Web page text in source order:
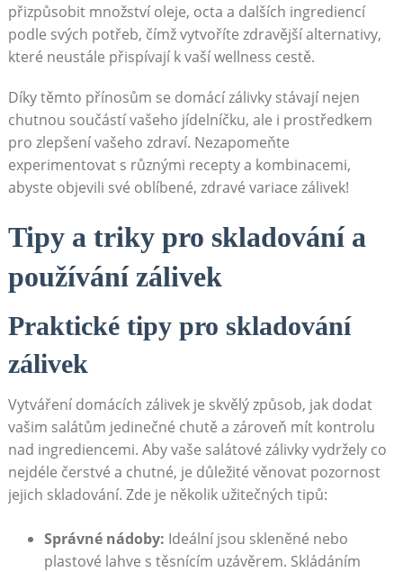
přizpůsobit množství oleje, octa a dalších ingrediencí
podle svých potřeb, čímž vytvoříte zdravější alternativy,
které neustále přispívají k vaší wellness cestě.
Díky těmto přínosům se domácí zálivky stávají nejen
chutnou součástí vašeho jídelníčku, ale i prostředkem
pro zlepšení vašeho zdraví. Nezapomeňte
experimentovat s různými⁤ recepty a‌ kombinacemi,
abyste objevili⁤ své oblíbené, zdravé variace zálivek!
Tipy⁣ a triky pro skladování a
používání zálivek
Praktické tipy pro skladování
⁣zálivek
Vytváření domácích zálivek je skvělý způsob, jak dodat
vašim salátům jedinečné‍ chutě a zároveň mít kontrolu​
nad⁣ ingrediencemi. Aby vaše salátové ⁣zálivky vydržely co⁣
nejdéle čerstvé ⁤a chutné, je důležité věnovat pozornost
jejich skladování. Zde⁢ je několik užitečných tipů:
Správné nádoby: Ideální jsou skleněné nebo
plastové lahve s těsnícím uzávěrem. Skládáním